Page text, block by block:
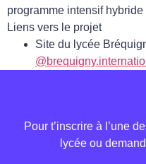
programme intensif hybride
Liens vers le projet
Site du lycée
Pour t’inscrire à l’une
lycée ou